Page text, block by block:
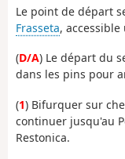
Le point de départ
Frasseta,
(D/A) Le départ du
dans les pins pour
(1) Bifurquer sur
continuer jusqu'au
Restonica.